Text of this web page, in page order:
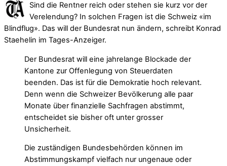
Sind die Rentner reich oder stehen sie kurz vor der
Verelendung? In solchen Fragen ist die Schweiz «im
Blindflug». Das will der Bundesrat nun ändern, schreibt Konrad
Staehelin im Tages-Anzeiger.
Der Bundesrat will eine jahrelange Blockade der
Kantone zur Offenlegung von Steuerdaten
beenden. Das ist für die Demokratie hoch relevant.
Denn wenn die Schweizer Bevölkerung alle paar
Monate über finanzielle Sachfragen abstimmt,
entscheidet sie bisher oft unter grosser
Unsicherheit.
Die zuständigen Bundesbehörden können im
Abstimmungskampf vielfach nur ungenaue oder